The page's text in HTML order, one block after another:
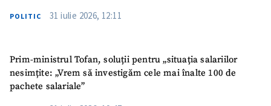
POLITIC 31 iulie 2026, 12:11
Prim-ministrul Tofan, soluții pentru „situația salariilor
nesimțite: „Vrem să investigăm cele mai înalte 100 de
pachete salariale”